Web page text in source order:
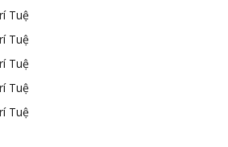
Tuệ
Tuệ
Tuệ
Tuệ
Tuệ